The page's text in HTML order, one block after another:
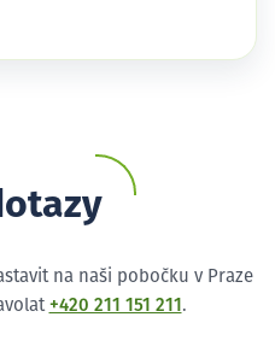
na naši pobočku v Praze
+420 211 151 211 .